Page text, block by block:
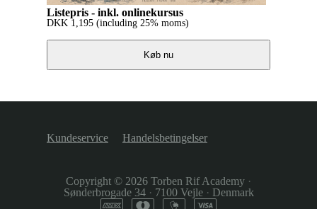
Listepris - inkl. onlinekursus
DKK 1,195 (including 25% moms)
Køb nu
Kundeservice Handelsbetingelser
Copyright © 2026 Torben Rif Academy ·
Sønderbrogade 34 · 7100 Vejle · Denmark